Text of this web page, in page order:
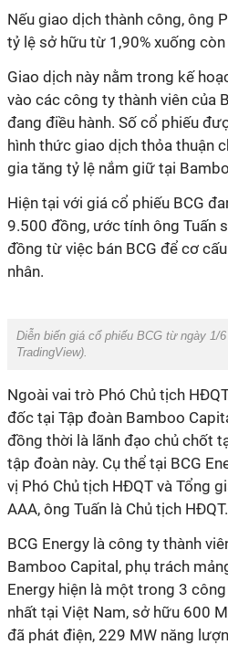
Nếu giao dịch thành công, ông
tỷ lệ sở hữu từ 1,90% xuống còn
Giao dịch này nằm trong kế
vào các công ty thành viên của
đang điều hành. Số cổ phiếu
hình thức giao dịch thỏa thuận
gia tăng tỷ lệ nắm giữ tại
Hiện tại với giá cổ phiếu BCG
9.500 đồng, ước tính ông Tuấn
đồng từ việc bán BCG để cơ
nhân.
Diễn biến giá cổ phiếu BCG từ ngày 1/
TradingView).
Ngoài vai trò Phó Chủ tịch
đốc tại Tập đoàn Bamboo
đồng thời là lãnh đạo chủ chốt
tập đoàn này. Cụ thể tại BCG
vị Phó Chủ tịch HĐQT và Tổng
AAA, ông Tuấn là Chủ tịch HĐQT.
BCG Energy là công ty thành
Bamboo Capital, phụ trách
Energy hiện là một trong 3
nhất tại Việt Nam, sở hữu 600
đã phát điện, 229 MW năng